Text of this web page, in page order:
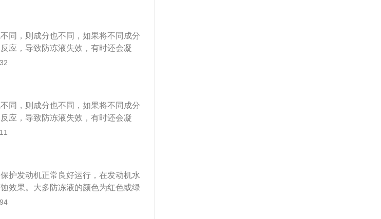
少防冻液的方法：观察仪表盘上的防
液，当然也不排除是因为缸内温度过
最低刻度线（MIN），不可继续行
的水位刻度标识。防冻液正常是在最
需看刻度，如防冻液低于最低水位，
同，则成分也不同，如果将不同成分
应，导致防冻液失效，有时还会凝
品牌，稳定剂也可能不同，混用会降
冻液完全排空，然后用纯净水冲洗，
色、粉红色、有些还有荧光效果。通
是粉红色。厂家将防冻液染成不同颜
液体弄混，防止人误食，很多厂商也
漏时便于区别：发动机渗出以后，由
这些液体都会染色，防止误服。
同，则成分也不同，如果将不同成分
应，导致防冻液失效，有时还会凝
品牌，稳定剂也可能不同，混用会降
冻液完全排空，然后用纯净水冲洗，
色、粉红色、有些还有荧光效果。通
是粉红色。厂家将防冻液染成不同颜
液体弄混，防止人误食，很多厂商也
漏时便于区别：发动机渗出以后，由
护发动机正常良好运行，在发动机水
效果。大多防冻液的颜色为红色或绿
区别，避免混淆。冷却液更换方式：